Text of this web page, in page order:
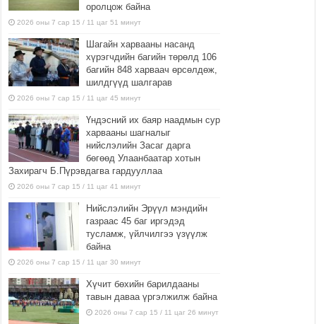
оролцож байна
2026 оны 7 сар 15 / 11 цаг 51 минут
Шагайн харвааны насанд
хүрэгчдийн багийн төрөлд 106
багийн 848 харваач өрсөлдөж,
шилдгүүд шалгарав
2026 оны 7 сар 15 / 11 цаг 45 минут
Үндэсний их баяр наадмын сур
харвааны шагналыг
нийслэлийн Засаг дарга
бөгөөд Улаанбаатар хотын
Захирагч Б.Пүрэвдагва гардууллаа
2026 оны 7 сар 15 / 11 цаг 41 минут
Нийслэлийн Эрүүл мэндийн
газраас 45 баг иргэдэд
тусламж, үйлчилгээ үзүүлж
байна
2026 оны 7 сар 15 / 11 цаг 30 минут
Хүчит бөхийн барилдааны
тавын даваа үргэлжилж байна
2026 оны 7 сар 15 / 11 цаг 26 минут